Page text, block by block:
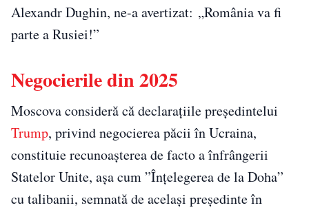
Alexandr Dughin, ne-a avertizat: „România va fi
parte a Rusiei!”
Negocierile din 2025
Moscova consideră că declarațiile președintelui
Trump, privind negocierea păcii în Ucraina,
constituie recunoașterea de facto a înfrângerii
Statelor Unite, așa cum ”Înțelegerea de la Doha”
cu talibanii, semnată de același președinte în